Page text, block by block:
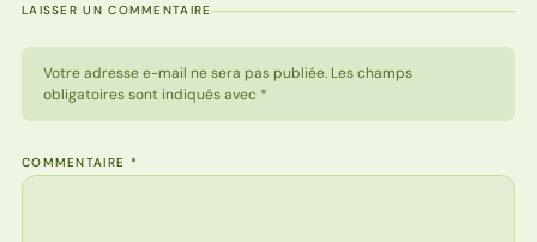
LAISSER UN COMMENTAIRE
Votre adresse e-mail ne sera pas publiée. Les champs
obligatoires sont indiqués avec *
COMMENTAIRE *